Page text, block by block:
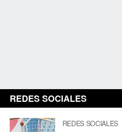
REDES SOCIALES
REDES SOCIALES